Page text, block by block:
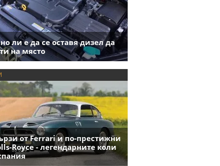
ли е да се оставя дизел да
на място
от Ferrari и по-престижни
Royce - легендарните коли